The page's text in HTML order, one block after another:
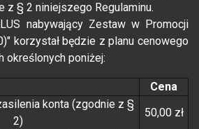
z § 2 niniejszego Regulaminu.
nabywający Zestaw w Promocji
korzystał będzie z planu cenowego
określonych poniżej:
Cena
konta (zgodnie z §
2)
50,00 zł